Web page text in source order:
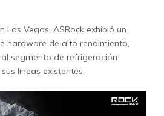
Las Vegas, ASRock exhibió un
hardware de alto rendimiento,
segmento de refrigeración
líneas existentes.